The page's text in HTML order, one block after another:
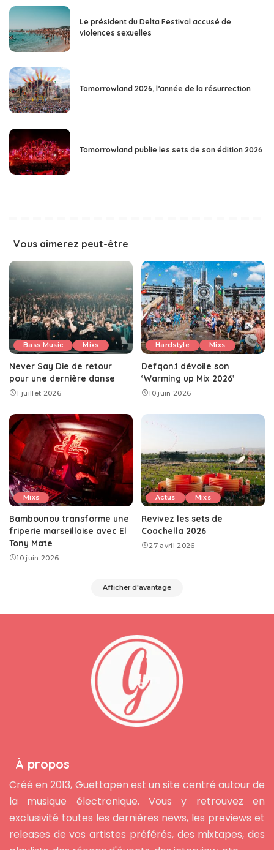
Le président du Delta Festival accusé de
violences sexuelles
Tomorrowland 2026, l’année de la résurrection
Tomorrowland publie les sets de son édition 2026
Vous aimerez peut-être
Bass Music Mixs
Never Say Die de retour
pour une dernière danse
1 juillet 2026
Hardstyle Mixs
Defqon.1 dévoile son
‘Warming up Mix 2026’
10 juin 2026
Mixs
Bambounou transforme une
friperie marseillaise avec El
Tony Mate
10 juin 2026
Actus Mixs
Revivez les sets de
Coachella 2026
27 avril 2026
Afficher d'avantage
À propos
Créé en 2013, Guettapen est un site centré autour de
la musique électronique. Vous y retrouvez en
exclusivité toutes les dernières news, les previews et
releases de vos artistes préférés, des mixtapes, des